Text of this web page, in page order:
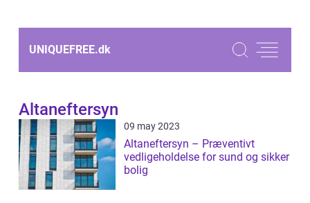
UNIQUEFREE.dk
Altaneftersyn
09 may 2023
Altaneftersyn – Præventivt
vedligeholdelse for sund og sikker
bolig